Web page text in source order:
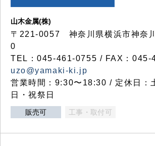
山木金属(株)
〒221-0057 神奈川県横浜市神奈
0
TEL：045-461-0755 / FAX：045-
uzo@yamaki-ki.jp
営業時間：9:30〜18:30 / 定休日：
日・祝祭日
販売可 工事・取付可